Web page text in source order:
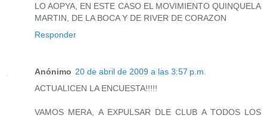
LO AOPYA, EN ESTE CASO EL MOVIMIENTO QUINQUELA
MARTIN, DE LA BOCA Y DE RIVER DE CORAZON
Responder
Anónimo 20 de abril de 2009 a las 3:57 p.m.
ACTUALICEN LA ENCUESTA!!!!!
VAMOS MERA, A EXPULSAR DLE CLUB A TODOS LOS